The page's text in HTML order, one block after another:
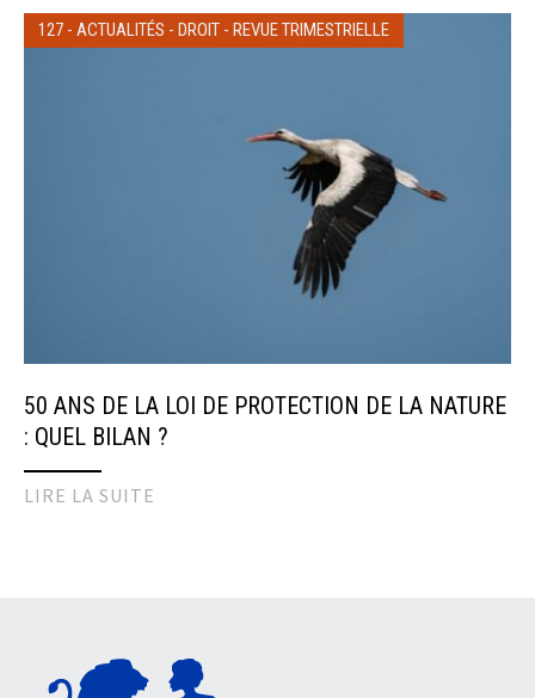
127 - ACTUALITÉS - DROIT - REVUE TRIMESTRIELLE
50 ANS DE LA LOI DE PROTECTION DE LA NATURE
: QUEL BILAN ?
LIRE LA SUITE